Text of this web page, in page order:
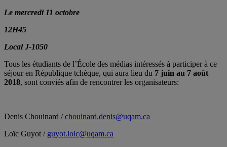
Le mercredi 11 octobre
12H45
Local J-1050
Tous les étudiants de l’École des médias intéressés à participer à ce
séjour en République tchèque, qui aura lieu du 7 juin au 7 août
2018, sont conviés afin de rencontrer les organisateurs:
Denis Chouinard /chouinard.denis@uqam.ca
Loïc Guyot / guyot.loic@uqam.ca